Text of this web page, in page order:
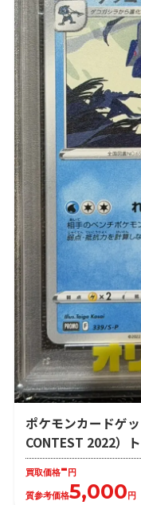
ポケモンカードゲ
CONTEST 2022）
買取価格- 円
質参考価格5,000 円